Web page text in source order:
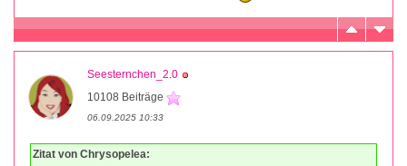
Seesternchen_2.0
10108 Beiträge
06.09.2025 10:33
Zitat von Chrysopelea: